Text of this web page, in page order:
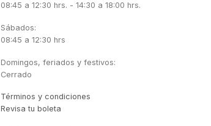
08:45 a 12:30 hrs. - 14:30 a 18:00 hrs.
Sábados:
08:45 a 12:30 hrs
Domingos, feriados y festivos:
Cerrado
Términos y condiciones
Revisa tu boleta